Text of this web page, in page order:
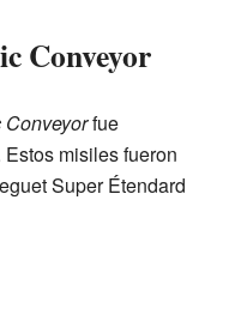
Conveyor
fue
Estos misiles fueron
Super Étendard